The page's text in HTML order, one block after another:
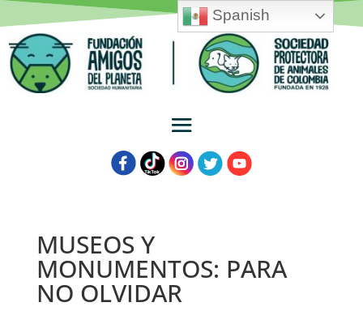
MUSEOS Y
MONUMENTOS: PARA
NO OLVIDAR
Spanish